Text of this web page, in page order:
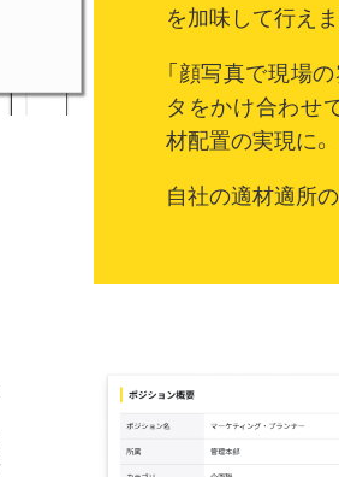
を加味して行え
「顔写真で現場
タをかけ合わせ
材配置の実現に。
自社の適材適所